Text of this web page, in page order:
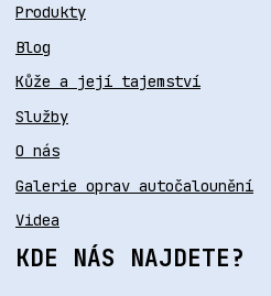
Produkty
Blog
Kůže a její tajemství
Služby
O nás
Galerie oprav autočalounění
Videa
KDE NÁS NAJDETE?